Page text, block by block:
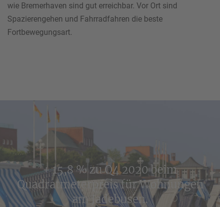
wie Bremerhaven sind gut erreichbar. Vor Ort sind
Spazierengehen und Fahrradfahren die beste
Fortbewegungsart.
+ 15,8 % zu Q4 2020 beim
Quadratmeterpreis für Wohnungen
am Jadebusen.